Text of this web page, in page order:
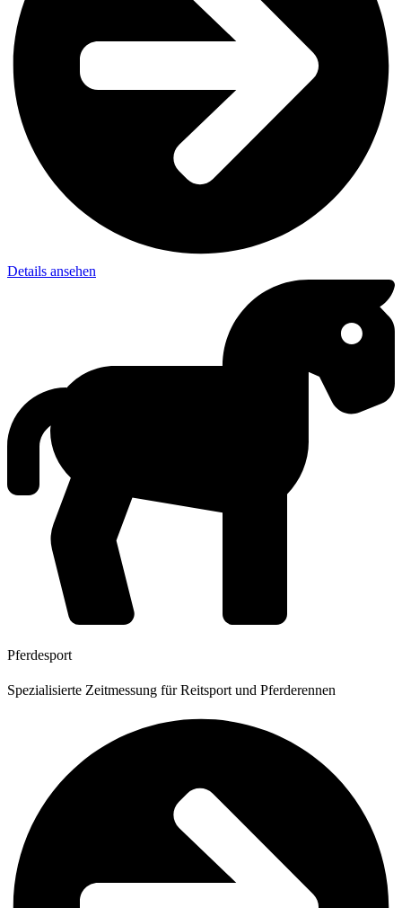
Details ansehen
Pferdesport
Spezialisierte Zeitmessung für Reitsport und Pferderennen